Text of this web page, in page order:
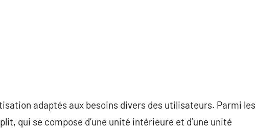
adaptés aux besoins divers des utilisateurs. Parmi les
qui se compose d’une unité intérieure et d’une unité